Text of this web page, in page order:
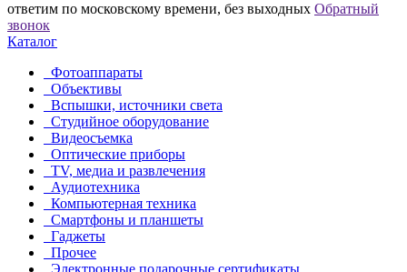
ответим по московскому времени, без выходных Обратный
звонок
Каталог
Фотоаппараты
Объективы
Вспышки, источники света
Студийное оборудование
Видеосъемка
Оптические приборы
TV, медиа и развлечения
Аудиотехника
Компьютерная техника
Смартфоны и планшеты
Гаджеты
Прочее
Электронные подарочные сертификаты